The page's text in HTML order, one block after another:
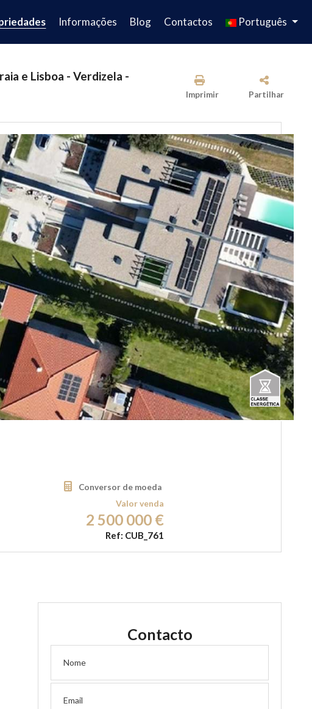
Informações Blog Contactos Português
e Lisboa - Verdizela -
Imprimir Partilhar
Conversor de moeda
Valor venda
2 500 000 €
Ref: CUB_761
Contacto